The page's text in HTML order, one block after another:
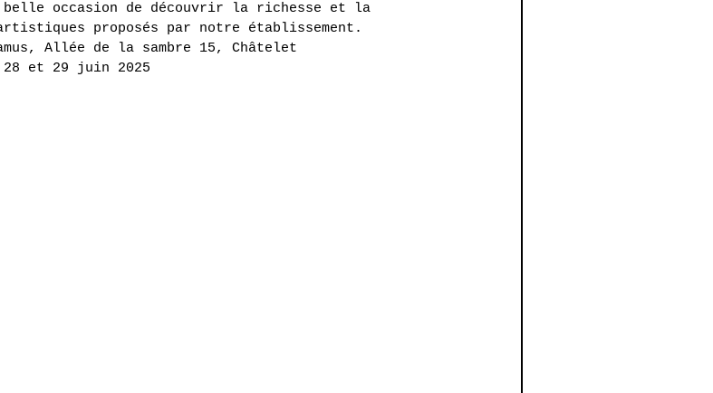
occasion de découvrir la richesse et la
proposés par notre établissement.
Allée de la sambre 15, Châtelet
et 29 juin 2025